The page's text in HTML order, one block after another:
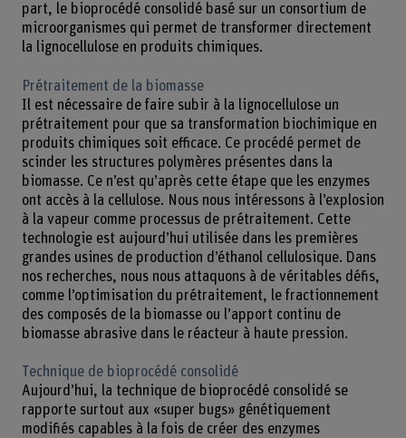
part, le bioprocédé consolidé basé sur un consortium de
microorganismes qui permet de transformer directement
la lignocellulose en produits chimiques.
Prétraitement de la biomasse
Il est nécessaire de faire subir à la lignocellulose un
prétraitement pour que sa transformation biochimique en
produits chimiques soit efficace. Ce procédé permet de
scinder les structures polymères présentes dans la
biomasse. Ce n’est qu’après cette étape que les enzymes
ont accès à la cellulose. Nous nous intéressons à l’explosion
à la vapeur comme processus de prétraitement. Cette
technologie est aujourd’hui utilisée dans les premières
grandes usines de production d’éthanol cellulosique. Dans
nos recherches, nous nous attaquons à de véritables défis,
comme l’optimisation du prétraitement, le fractionnement
des composés de la biomasse ou l’apport continu de
biomasse abrasive dans le réacteur à haute pression.
Technique de bioprocédé consolidé
Aujourd’hui, la technique de bioprocédé consolidé se
rapporte surtout aux «super bugs» génétiquement
modifiés capables à la fois de créer des enzymes